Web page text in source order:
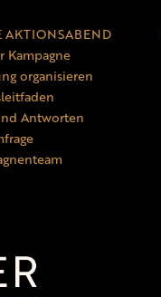
AKTIONSABEND
Kampagne
organisieren
Antworten